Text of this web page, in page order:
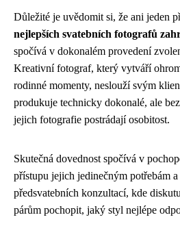
Důležité je uvědomit si, že ani jeden
nejlepších svatebních fotografů
spočívá v dokonalém provedení
Kreativní fotograf, který vytváří
rodinné momenty, neslouží svým
produkuje technicky dokonalé, ale
jejich fotografie postrádají osobitost.
Skutečná dovednost spočívá v
přístupu jejich jedinečným potřebám
předsvatebních konzultací, kde
párům pochopit, jaký styl nejlépe